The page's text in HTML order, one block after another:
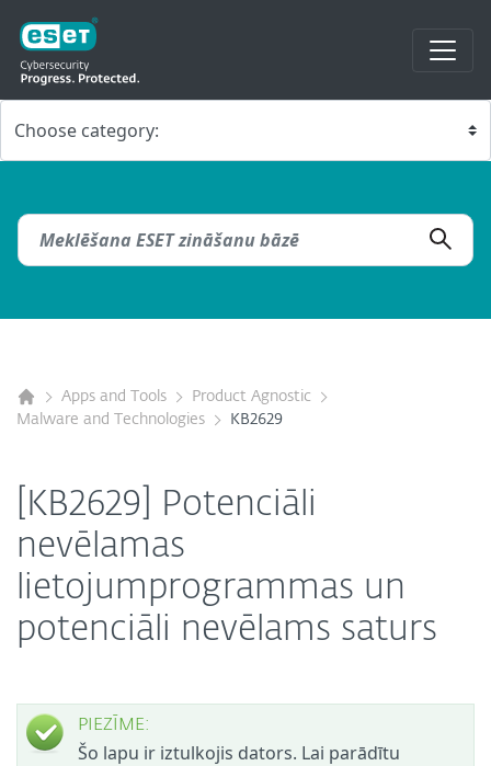
Apps and Tools
Product Agnostic
Malware and Technologies
KB2629
[KB2629] Potenciāli
nevēlamas
lietojumprogrammas un
potenciāli nevēlams saturs
PIEZĪME:
Šo lapu ir iztulkojis dators. Lai parādītu